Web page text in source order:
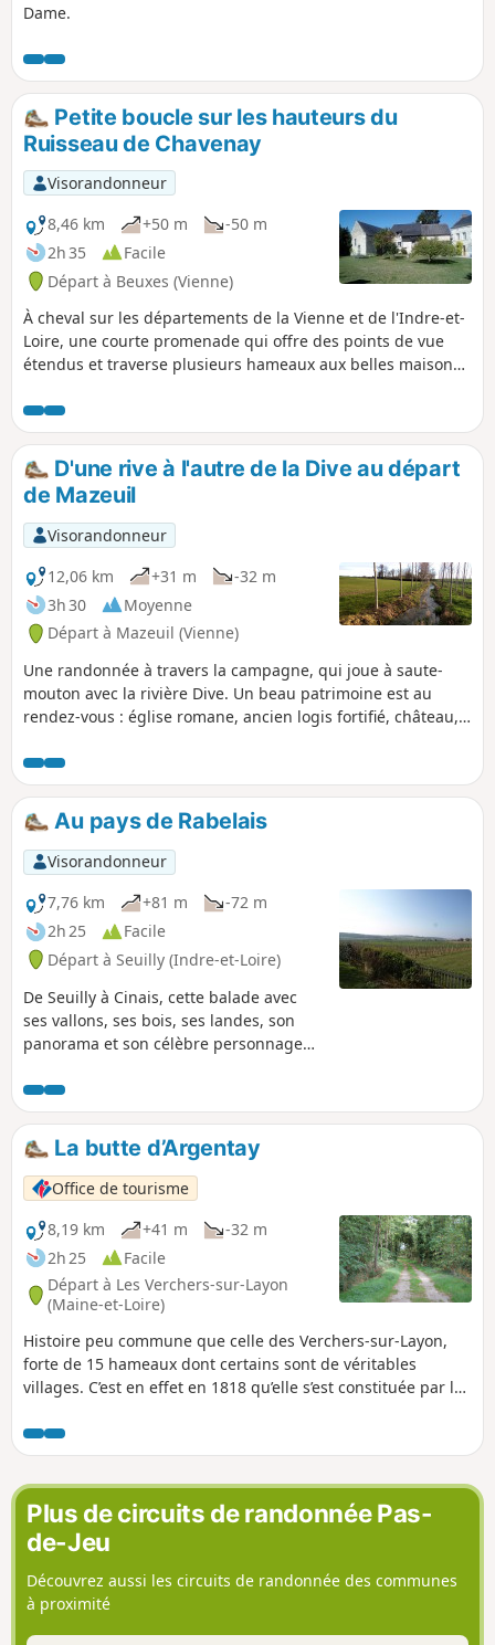
Dame.
Petite boucle sur les hauteurs du
Ruisseau de Chavenay
Visorandonneur
8,46 km
+50 m
-50 m
2h 35
Facile
Départ à Beuxes (Vienne)
À cheval sur les départements de la Vienne et de l'Indre-et-
Loire, une courte promenade qui offre des points de vue
étendus et traverse plusieurs hameaux aux belles maisons
Communes du Loudunais.
D'une rive à l'autre de la Dive au départ
de Mazeuil
Visorandonneur
12,06 km
+31 m
-32 m
3h 30
Moyenne
Départ à Mazeuil (Vienne)
Une randonnée à travers la campagne, qui joue à saute-
mouton avec la rivière Dive. Un beau patrimoine est au
rendez-vous : église romane, ancien logis fortifié, château,
Au pays de Rabelais
Visorandonneur
7,76 km
+81 m
-72 m
2h 25
Facile
Départ à Seuilly (Indre-et-Loire)
De Seuilly à Cinais, cette balade avec
ses vallons, ses bois, ses landes, son
panorama et son célèbre personnage
très variée. Marchez dans les pas du
célèbre écrivain.
La butte d’Argentay
Office de tourisme
8,19 km
+41 m
-32 m
2h 25
Facile
Départ à Les Verchers-sur-Layon
(Maine-et-Loire)
Histoire peu commune que celle des Verchers-sur-Layon,
forte de 15 hameaux dont certains sont de véritables
villages. C’est en effet en 1818 qu’elle s’est constituée par la
Lande. Un mariage né sous le signe de la richesse
architecturale avec un patrimoine assez exceptionnel
(église de Saint-Just, château d’Échuilly et de Bussy-
Fontaine...) et sous le sceau d’une viticulture réputée.
Parcours en relief au cœur du vignoble.
Plus de circuits de randonnée Pas-
de-Jeu
Découvrez aussi les circuits de randonnée des communes
à proximité